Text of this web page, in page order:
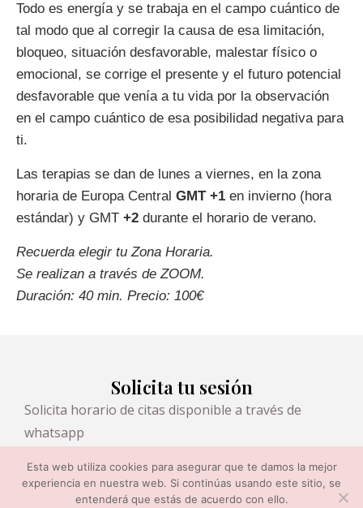
Todo es energía y se trabaja en el campo cuántico de
tal modo que al corregir la causa de esa limitación,
bloqueo, situación desfavorable, malestar físico o
emocional, se corrige el presente y el futuro potencial
desfavorable que venía a tu vida por la observación
en el campo cuántico de esa posibilidad negativa para
ti.
Las terapias se dan de lunes a viernes, en la zona
horaria de Europa Central GMT +1 en invierno (hora
estándar) y GMT +2 durante el horario de verano.
Recuerda elegir tu Zona Horaria.
Se realizan a través de ZOOM.
Duración: 40 min. Precio: 100€
Solicita tu sesión
Solicita horario de citas disponible a través de
whatsapp
Esta web utiliza cookies para asegurar que te damos la mejor
experiencia en nuestra web. Si continúas usando este sitio, se
entenderá que estás de acuerdo con ello.